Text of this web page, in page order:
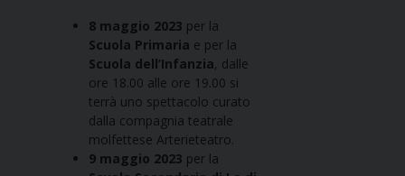
8 maggio 2023 per la
Scuola Primaria e per la
Scuola dell’Infanzia, dalle
ore 18.00 alle ore 19.00 si
terrà uno spettacolo curato
dalla compagnia teatrale
molfettese Arterieteatro.
9 maggio 2023 per la